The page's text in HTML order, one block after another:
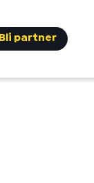
Bli partner